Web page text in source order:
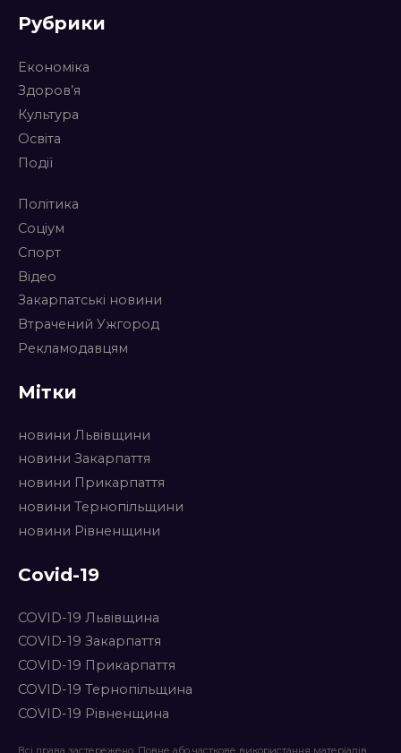
Рубрики
Економіка
Здоров’я
Культура
Освіта
Події
Політика
Соціум
Спорт
Відео
Закарпатські новини
Втрачений Ужгород
Рекламодавцям
Мітки
новини Львівщини
новини Закарпаття
новини Прикарпаття
новини Тернопільщини
новини Рівненщини
Covid-19
COVID-19 Львівщина
COVID-19 Закарпаття
COVID-19 Прикарпаття
COVID-19 Тернопільщина
COVID-19 Рівненщина